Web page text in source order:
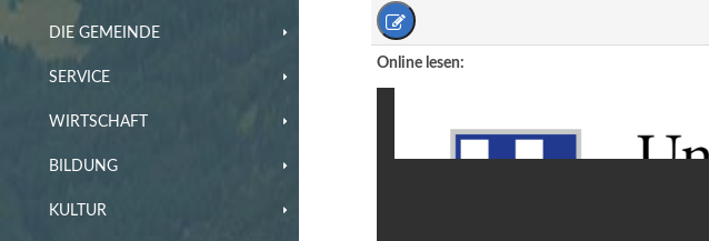
DIE GEMEINDE
SERVICE
WIRTSCHAFT
BILDUNG
KULTUR
Online lesen: